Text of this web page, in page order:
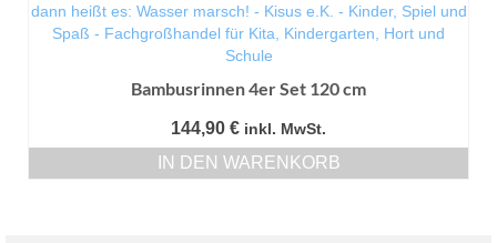
Bambusrinnen 4er Set 120 cm
144,90 € inkl. MwSt.
IN DEN WARENKORB